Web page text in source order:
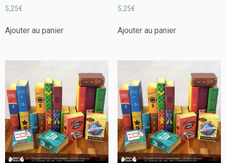
5,25€
Ajouter au panier
5,25€
Ajouter au panier